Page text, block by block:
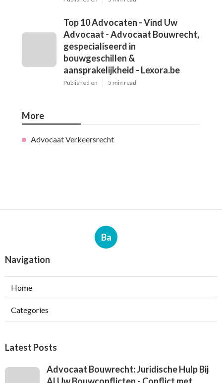
Top 10 Advocaten - Vind Uw
Advocaat - Advocaat Bouwrecht,
gespecialiseerd in
bouwgeschillen &
aansprakelijkheid - Lexora.be
Published en 5 min read
More
Advocaat Verkeersrecht
Ba
Navigation
Home
Categories
Latest Posts
Advocaat Bouwrecht: Juridische Hulp Bij